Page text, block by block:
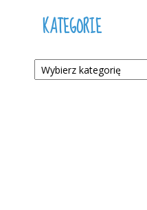
KATEGORIE
Kategorie